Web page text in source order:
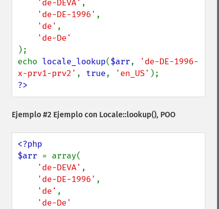
'de-DEVA' ,
'de-DE-1996' ,
'de' ,
);
echo locale_lookup($arr,
'de-DE-1996-
x-prv1-prv2' , true, 'en_US'
?>
Ejemplo #2 Ejemplo con Locale::lookup(), POO
<?php
$arr = array(
'de-DEVA' ,
'de-DE-1996' ,
'de' ,